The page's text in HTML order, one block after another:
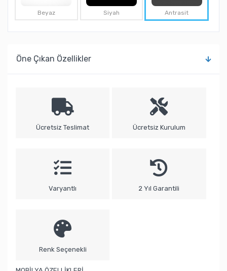
Beyaz Siyah Antrasit
Öne Çıkan Özellikler
Ücretsiz Teslimat Ücretsiz Kurulum
Varyantlı 2 Yıl Garantili
Renk Seçenekli